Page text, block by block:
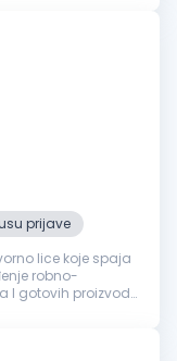
prijave
lice koje spaja
robno-
I gotovih proizvoda